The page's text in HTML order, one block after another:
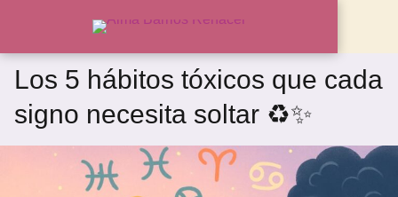
Los 5 hábitos tóxicos que cada
signo necesita soltar ♻️✨